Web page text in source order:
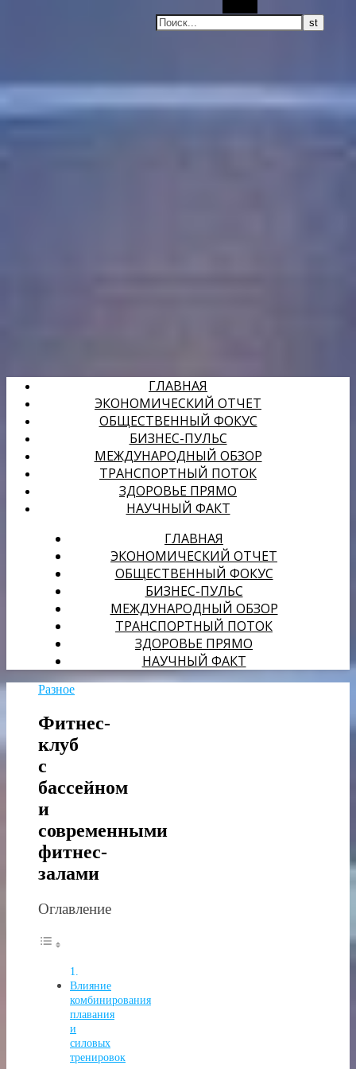
ГЛАВНАЯ
ЭКОНОМИЧЕСКИЙ ОТЧЕТ
ОБЩЕСТВЕННЫЙ ФОКУС
БИЗНЕС-ПУЛЬС
МЕЖДУНАРОДНЫЙ ОБЗОР
ТРАНСПОРТНЫЙ ПОТОК
ЗДОРОВЬЕ ПРЯМО
НАУЧНЫЙ ФАКТ
ГЛАВНАЯ
ЭКОНОМИЧЕСКИЙ ОТЧЕТ
ОБЩЕСТВЕННЫЙ ФОКУС
БИЗНЕС-ПУЛЬС
МЕЖДУНАРОДНЫЙ ОБЗОР
ТРАНСПОРТНЫЙ ПОТОК
ЗДОРОВЬЕ ПРЯМО
НАУЧНЫЙ ФАКТ
Разное
Фитнес-
клуб
с
бассейном
и
современными
фитнес-
залами
Оглавление
Влияние
комбинирования
плавания
и
силовых
тренировок